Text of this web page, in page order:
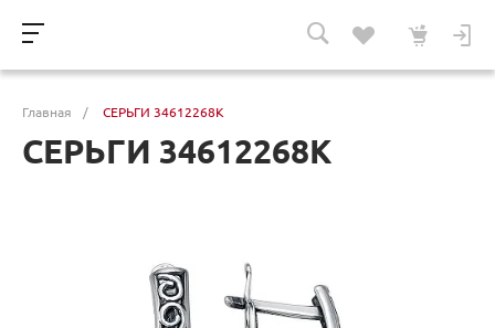
Главная / СЕРЬГИ 34612268К
СЕРЬГИ 34612268К